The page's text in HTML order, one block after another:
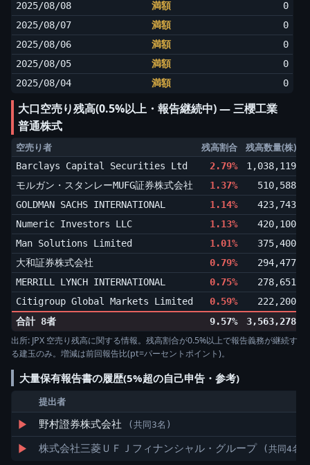
2025/08/08 満額
0
2025/08/07
満額
0
2025/08/06
満額
0
2025/08/05
満額
0
2025/08/04
満額 0
大口空売り残高(0.5%以上・報告継続中) ― 三櫻工業
普通株式
空売り者 残高割合 残高数量(株)
Barclays Capital Securities Ltd 2.79% 1,038,119
モルガン・スタンレーMUFG証券株式会社
1.37% 510,588
GOLDMAN SACHS INTERNATIONAL
1.14% 423,743
Numeric Investors LLC
1.13% 420,100
Man Solutions Limited
1.01% 375,400
大和証券株式会社
0.79% 294,477
MERRILL LYNCH INTERNATIONAL
0.75% 278,651
Citigroup Global Markets Limited
0.59% 222,200
合計 8者
9.57% 3,563,278
出所: JPX 空売り残高に関する情報。残高割合が0.5%以上で報告義務が継続す
る建玉のみ。増減は前回報告比(pt=パーセントポイント)。
大量保有報告書の履歴(5%超の自己申告・参考)
提出者
▶ 野村證券株式会社 (共同3名)
▶ 株式会社三菱ＵＦＪフィナンシャル・グループ (共同4名)